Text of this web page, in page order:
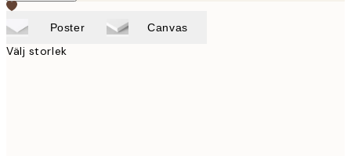
Poster Canvas
Välj storlek